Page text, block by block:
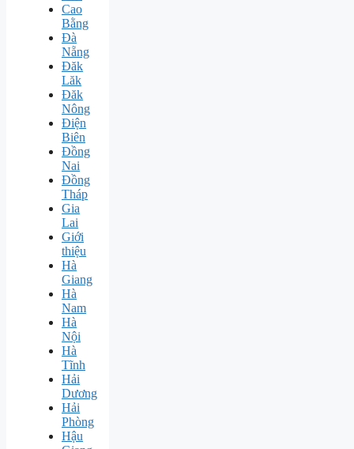
Cao
Bằng
Đà
Nẵng
Đăk
Lăk
Đăk
Nông
Điện
Biên
Đồng
Nai
Đồng
Tháp
Gia
Lai
Giới
thiệu
Hà
Giang
Hà
Nam
Hà
Nội
Hà
Tĩnh
Hải
Dương
Hải
Phòng
Hậu